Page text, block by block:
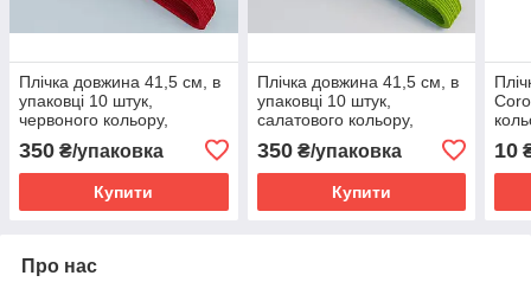
Плічка довжина 41,5 см, в
упаковці 10 штук,
червоного кольору,
флоковані
350 ₴/упаковка
Купити
Плічка довжина 41,5 см, в
упаковці 10 штук,
салатового кольору,
флоковані
350₴/упаковка
Купити
10
Про нас